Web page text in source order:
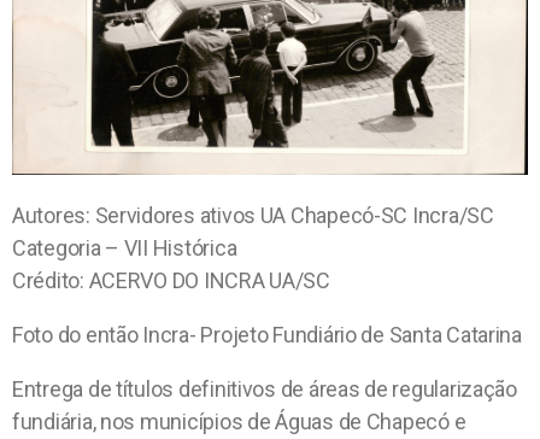
Autores: Servidores ativos UA Chapecó-SC Incra/SC
Categoria – VII Histórica
Crédito: ACERVO DO INCRA UA/SC
Foto do então Incra- Projeto Fundiário de Santa Catarina
Entrega de títulos definitivos de áreas de regularização
fundiária, nos municípios de Águas de Chapecó e